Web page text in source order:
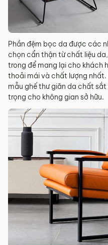
Phần đệm bọc da được các
chọn cẩn thận từ chất liệu
trong để mang lại cho khách
thoải mái và chất lượng nhất.
mẫu ghế thư giãn da chất
trọng cho không gian sở hữu.